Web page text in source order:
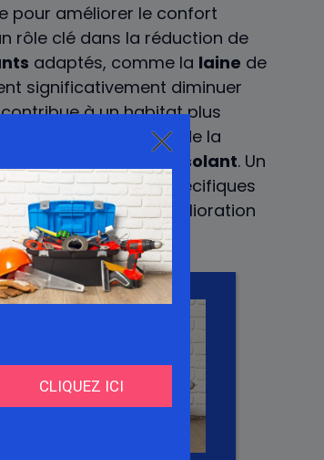
pour améliorer le confort
rôle clé dans la réduction de
adaptés, comme la laine de
significativement diminuer
à un habitat plus
de l’
épaisseuret de la
l’efficacité de l’ isolant. Un
les besoins spécifiques
apportent une amélioration